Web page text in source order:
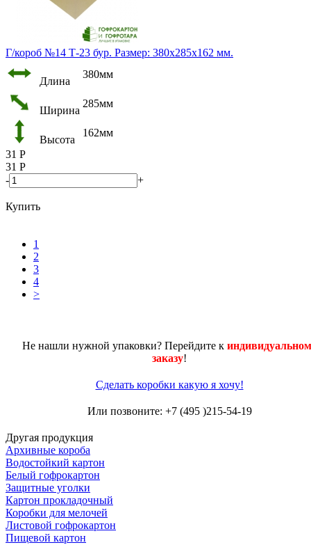
Г/короб №14 Т-23 бур. Размер: 380х285х162 мм.
Длина
380мм
Ширина
285мм
Высота
162мм
31 Р
31 Р
-
+
Купить
1
2
3
4
>
Не нашли нужной упаковки? Перейдите к
заказу!
Сделать коробки какую я хочу!
Или позвоните: +7 (495 )215-54-19
Другая продукция
Архивные короба
Водостойкий картон
Белый гофрокартон
Защитные уголки
Картон прокладочный
Коробки для мелочей
Листовой гофрокартон
Пищевой картон